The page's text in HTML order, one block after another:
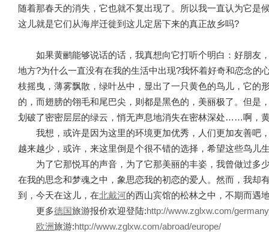
随着那春天的消失，它也就不复出现了。所以我一直认为它是
这儿就是它们从海岸迁徙到这儿定居下来的真正故乡吗?
如果黄鹂能够说话的话，我真想向它打听个明白：好朋友
地方?为什么一直没有在我的生活中出现?我怀着好奇和恋念
枝摇曳，薄雾飘散，绿叶丛中，显出了一只黄色的鸟儿，它的
的，而翅膀的翎毛和尾巴尖，则都是黑色的，美丽极了。但
划破了密密层层的绿云，悄无声息地消失在密林深处……啊，
我想，或许是因为这里的环境更加优秀，人们更加友善吧
越来越少，或许，来这里倒是个很不错的选择，希望这些鸟儿
为了它那悦耳的声音，为了它那美丽的丰姿，我曾做过多
在我的思念和梦魂之中，象思恋我的初恋的爱人。然而，我却
到，今天在这儿，在北戴河的西山宾馆的松林之中，不期而遇
更多德国旅游报价欢迎登陆:http://www.zglxw.com/
欧洲旅游:http://www.zglxw.com/abroad/europe/